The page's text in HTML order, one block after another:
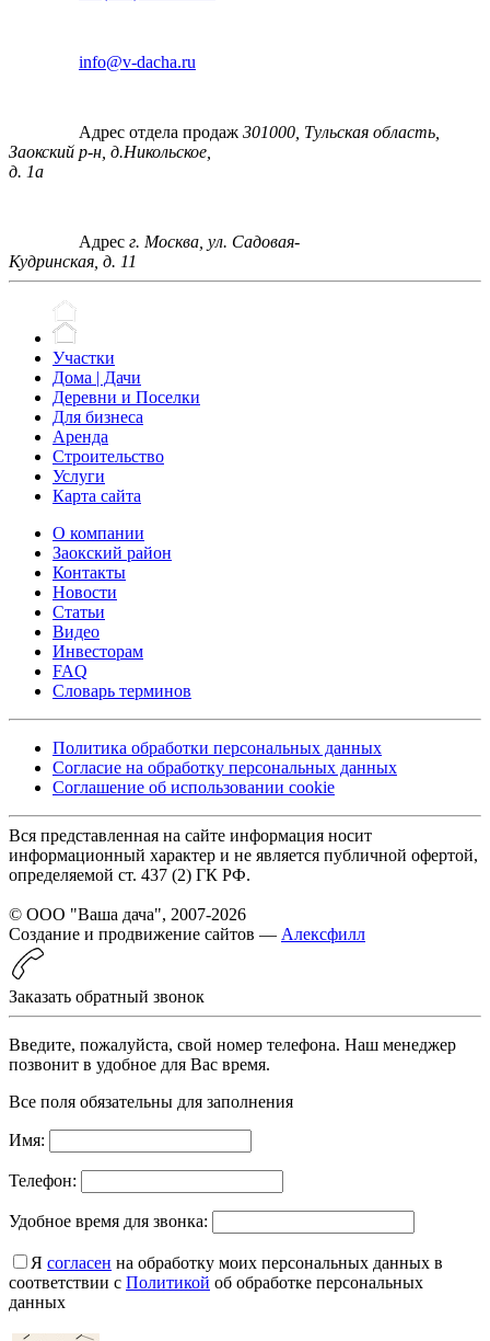
info@v-dacha.ru
Адрес отдела продаж 301000, Тульская область,
Заокский р-н, д.Никольское,
д. 1а
Адрес г. Москва, ул. Садовая-
Кудринская, д. 11
Участки
Дома | Дачи
Деревни и Поселки
Для бизнеса
Аренда
Строительство
Услуги
Карта сайта
О компании
Заокский район
Контакты
Новости
Статьи
Видео
Инвесторам
FAQ
Словарь терминов
Политика обработки персональных данных
Согласие на обработку персональных данных
Соглашение об использовании cookie
Вся представленная на сайте информация носит
информационный характер и не является публичной офертой,
определяемой ст. 437 (2) ГК РФ.
© ООО "Ваша дача", 2007-2026
Создание и продвижение сайтов — Алексфилл
Заказать обратный звонок
Введите, пожалуйста, свой номер телефона. Наш менеджер
позвонит в удобное для Вас время.
Все поля обязательны для заполнения
Имя:
Телефон:
Удобное время для звонка:
Я согласен на обработку моих персональных данных в
соответствии с Политикой об обработке персональных
данных